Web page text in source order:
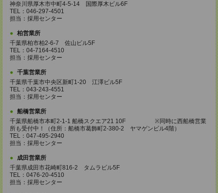
神奈川県厚木市中町4-5-14 国際厚木ビル6F
TEL：046-297-4501
担当：採用センター
柏営業所
千葉県柏市柏2-6-7 佐山ビル5F
TEL：04-7164-4510
担当：採用センター
千葉営業所
千葉県千葉市中央区新町1-20 江澤ビル5F
TEL：043-243-4551
担当：採用センター
船橋営業所
千葉県船橋市本町2-1-1 船橋スクエア21 10F ※同時に西船橋営業
所も受付中！（住所：船橋市葛飾町2-380-2 ヤマゲンビル4階）
TEL：047-495-2940
担当：採用センター
成田営業所
千葉県成田市花崎町816-2 タムラビル5F
TEL：0476-20-4510
担当：採用センター